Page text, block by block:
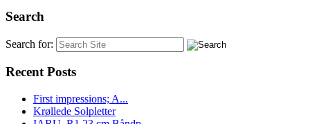
Search
Search for:
Recent Posts
First impressions; A...
Krøllede Solpletter